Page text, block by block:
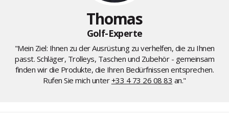
Thomas
Golf-Experte
"Mein Ziel: Ihnen zu der Ausrüstung zu verhelfen, die zu Ihnen
passt. Schläger, Trolleys, Taschen und Zubehör - gemeinsam
finden wir die Produkte, die Ihren Bedürfnissen entsprechen.
Rufen Sie mich unter+33 4 73 26 08 83 an."